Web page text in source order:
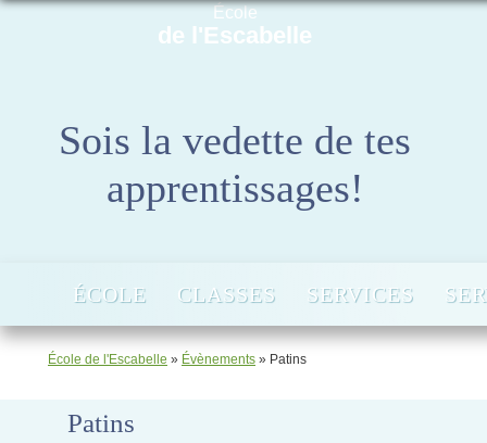
École
de l'Escabelle
Sois la vedette de tes
apprentissages!
ÉCOLE CLASSES SERVICES
École de l'Escabelle » Évènements » Patins
Patins